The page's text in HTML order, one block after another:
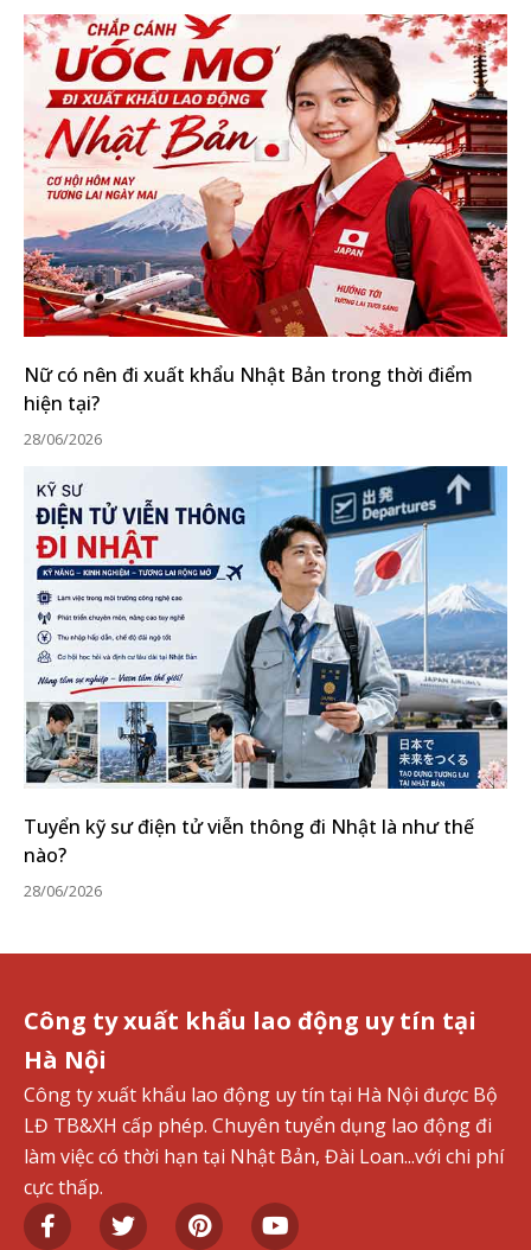
Nữ có nên đi xuất khẩu Nhật Bản trong thời điểm
hiện tại?
28/06/2026
Tuyển kỹ sư điện tử viễn thông đi Nhật là như thế
nào?
28/06/2026
Công ty xuất khẩu lao động uy tín tại
Hà Nội
Công ty xuất khẩu lao động uy tín tại Hà Nội được Bộ
LĐ TB&XH cấp phép. Chuyên tuyển dụng lao động đi
làm việc có thời hạn tại Nhật Bản, Đài Loan...với chi phí
cực thấp.